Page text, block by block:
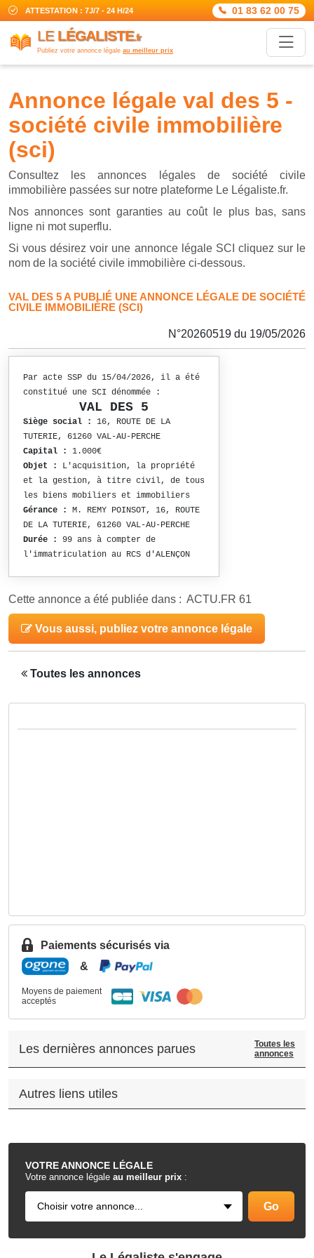
ATTESTATION : 7J/7 - 24 H/24 01 83 62 00 75
LE LÉGALISTE.fr
Publiez votre annonce légale au meilleur prix
annonce légale val des 5 -
société civile immobilière
(sci)
Consultez les annonces légales de société civile
immobilière passées sur notre plateforme Le Légaliste.fr.
Nos annonces sont garanties au coût le plus bas, sans
ligne ni mot superflu.
Si vous désirez voir une annonce légale SCI cliquez sur le
nom de la société civile immobilière ci-dessous.
VAL DES 5 A PUBLIÉ UNE ANNONCE LÉGALE DE SOCIÉTÉ
CIVILE IMMOBILIÈRE (SCI)
N°20260519 du 19/05/2026
Par acte SSP du 15/04/2026, il a été
constitué une SCI dénommée :
VAL DES 5
Siège social :
16, ROUTE DE LA
TUTERIE, 61260 VAL-AU-PERCHE
Capital :
1.000€
Objet :
L'acquisition, la propriété
et la gestion, à titre civil, de tous
les biens mobiliers et immobiliers
Gérance :
M. REMY POINSOT, 16, ROUTE
DE LA TUTERIE, 61260 VAL-AU-PERCHE
Durée :
99 ans à compter de
l'immatriculation au RCS d'ALENÇON
Cette annonce a été publiée dans : ACTU.FR 61
Vous aussi, publiez votre annonce légale
Toutes les annonces
VOTREANNONCE LÉGALE
Votre annonce légale au meilleur prix :
Paiements sécurisés via
&
Moyens de paiement
acceptés
Les dernières annonces parues
Toutes les
annonces
Autres liens utiles
.